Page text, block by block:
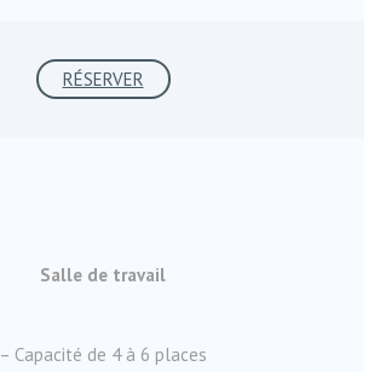
RÉSERVER
Salle de travail
– Capacité de 4 à 6 places